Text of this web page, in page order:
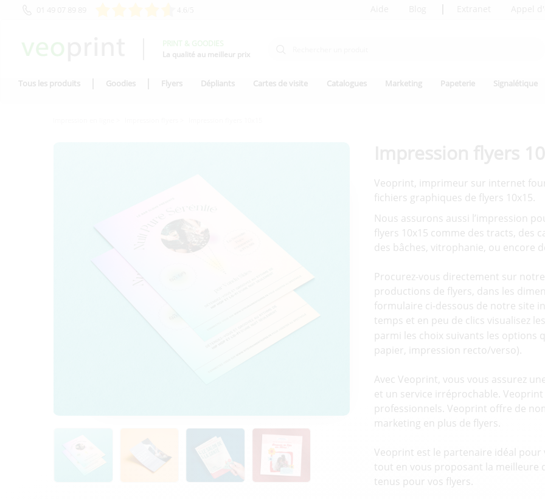
La qualité au meilleur prix
Tous les produits Goodies Flyers Dépliants Cartes de visite Catalogues Marketing Papeterie Signalétique
Veoprint, imprimeur sur internet
fichiers graphiques de flyers 10x15.
Nous assurons aussi l’impression
flyers 10x15 comme des tracts, des
des bâches, vitrophanie, ou encore
Procurez-vous directement sur
productions de flyers, dans les
formulaire ci-dessous de notre site
temps et en peu de clics visualisez
parmi les choix suivants les options
papier, impression recto/verso).
Avec Veoprint, vous vous assurez
et un service irréprochable.
professionnels. Veoprint offre de
marketing en plus de flyers.
Veoprint est le partenaire idéal
tout en vous proposant la meilleure
tenus pour vos flyers.